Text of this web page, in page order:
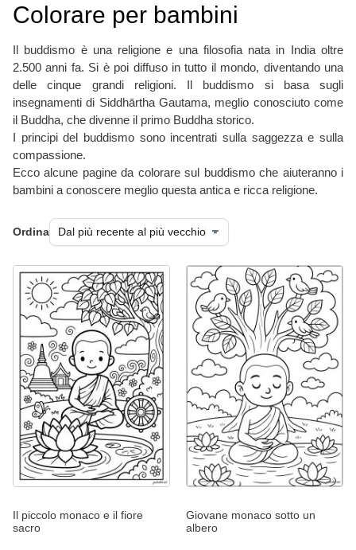
Colorare per bambini
Il buddismo è una religione e una filosofia nata in India oltre
2.500 anni fa. Si è poi diffuso in tutto il mondo, diventando una
delle cinque grandi religioni. Il buddismo si basa sugli
insegnamenti di Siddhārtha Gautama, meglio conosciuto come
il Buddha, che divenne il primo Buddha storico.
I principi del buddismo sono incentrati sulla saggezza e sulla
compassione.
Ecco alcune pagine da colorare sul buddismo che aiuteranno i
bambini a conoscere meglio questa antica e ricca religione.
Ordina
Il piccolo monaco e il fiore
sacro
Giovane monaco sotto un
albero